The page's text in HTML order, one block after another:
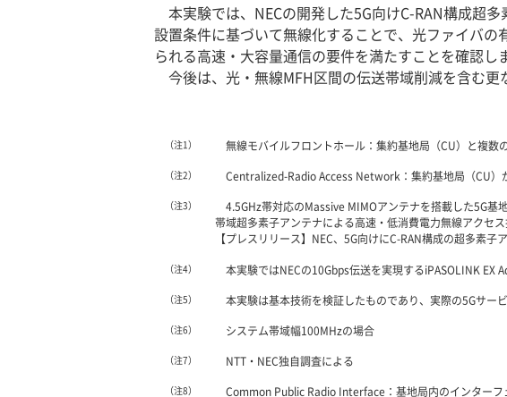
本実験では、NECの開発した5G向けC-RAN構成超
設置条件に基づいて無線化することで、光ファイバ
られる高速・大容量通信の要件を満たすことを確認し
今後は、光・無線MFH区間の伝送帯域削減を含む更
（注1） 無線モバイルフロントホール：集約基地局（CU）と複数
（注2） Centralized-Radio Access Network：集約基地局（CU）
（注3）
4.5GHz帯対応のMassive MIMOアンテナを搭載した5G
帯域超多素子アンテナによる高速・低消費電力無線アクセ
【プレスリリース】NEC、5G向けにC-RAN構成の超多素子
（注4） 本実験ではNECの10Gbps伝送を実現するiPASOLINK EX
（注5） 本実験は基本技術を検証したものであり、実際の5Gサー
（注6） システム帯域幅100MHzの場合
（注7） NTT・NEC独自調査による
（注8） Common Public Radio Interface：基地局内のインターフ